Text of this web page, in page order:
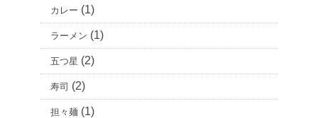
カレー (1)
ラーメン (1)
五つ星 (2)
寿司 (2)
担々麺 (1)